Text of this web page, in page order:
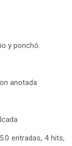
y ponchó.
anotada
entradas, 4 hits,